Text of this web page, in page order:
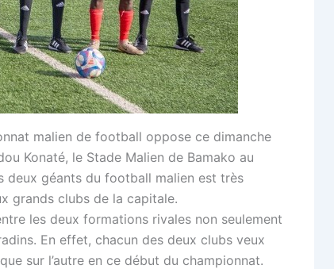
malien de football oppose ce dimanche
Konaté, le Stade Malien de Bamako au
deux géants du football malien est très
grands clubs de la capitale.
les deux formations rivales non seulement
En effet, chacun des deux clubs veux
sur l’autre en ce début du championnat.